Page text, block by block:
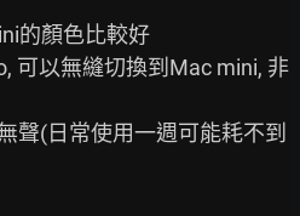
的顏色比較好
可以無縫切換到Mac mini, 非
聲(日常使用一週可能耗不到